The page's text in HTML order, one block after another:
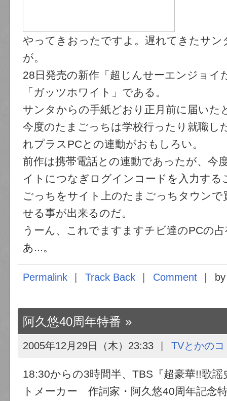
やってきおったですよ。遅れてきたサン
が。
28日発売の新作「超じんせーエンジョイ
「ガッツホワイト」である。
サンタからの手紙どおり正月前に届いた
今度のたまごっちは学校行ったり就職し
れプラスPCとの連動がおもしろい。
前作は携帯電話との連動であったが、今
イトにつなぎログインコードを入力する
ごっちをサイト上のたまごっちタウンで
せる事が出来るのだ。
うーん、これでますますチビ達のPCの
あ...。
Permalink Track Back Comment
阿久悠40周年特番
2005年12月29日（木）23:33 TVとかのコ
18:30からの3時間半、TBS『超豪華!!歌
トメーカー 作詞家・阿久悠40周年記念